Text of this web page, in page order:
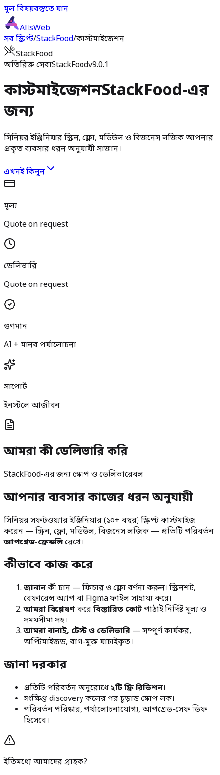
মূল বিষয়বস্তুতে যান
AllsWeb
সব স্ক্রিপ্ট/StackFood/কাস্টমাইজেশন
StackFood
অতিরিক্ত সেবাStackFoodv9.0.1
কাস্টমাইজেশনStackFood-এর
জন্য
সিনিয়র ইঞ্জিনিয়ার স্ক্রিন, ফ্লো, মডিউল ও বিজনেস লজিক আপনার
প্রকৃত ব্যবসার ধরন অনুযায়ী সাজান।
এখনই কিনুন
মূল্য
Quote on request
ডেলিভারি
Quote on request
গুণমান
AI + মানব পর্যালোচনা
সাপোর্ট
ইনস্টলে আজীবন
আমরা কী ডেলিভারি করি
StackFood-এর জন্য স্কোপ ও ডেলিভারেবল
আপনার ব্যবসার কাজের ধরন অনুযায়ী
সিনিয়র সফটওয়্যার ইঞ্জিনিয়ার (১০+ বছর) স্ক্রিপ্ট কাস্টমাইজ
করেন — স্ক্রিন, ফ্লো, মডিউল, বিজনেস লজিক — প্রতিটি পরিবর্তন
আপগ্রেড-ফ্রেন্ডলিরেখে।
কীভাবে কাজ করে
জানানকী চান — ফিচার ও ফ্লো বর্ণনা করুন। স্ক্রিনশট,
রেফারেন্স অ্যাপ বা Figma ফাইল সাহায্য করে।
আমরা বিশ্লেষণকরেবিস্তারিত কোটপাঠাই নির্দিষ্ট মূল্য ও
সময়সীমা সহ।
আমরা বানাই, টেস্ট ও ডেলিভারি — সম্পূর্ণ কার্যকর,
অপ্টিমাইজড, বাগ-মুক্ত যাচাইকৃত।
জানা দরকার
প্রতিটি পরিবর্তন অনুরোধে ২টি ফ্রি রিভিশন।
সংক্ষিপ্ত discovery কলের পর চূড়ান্ত স্কোপ লক।
পরিবর্তন পরিষ্কার, পর্যালোচনাযোগ্য, আপগ্রেড-সেফ ডিফ
হিসেবে।
ইতিমধ্যে আমাদের গ্রাহক?